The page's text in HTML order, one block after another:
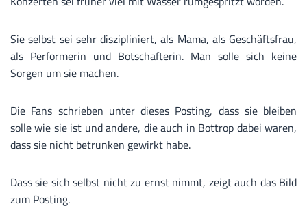
Sie selbst sei sehr diszipliniert, als Mama, als Geschäftsfrau,
als Performerin und Botschafterin. Man solle sich keine
Sorgen um sie machen.
Die Fans schrieben unter dieses Posting, dass sie bleiben
solle wie sie ist und andere, die auch in Bottrop dabei waren,
dass sie nicht betrunken gewirkt habe.
Dass sie sich selbst nicht zu ernst nimmt, zeigt auch das Bild
zum Posting.